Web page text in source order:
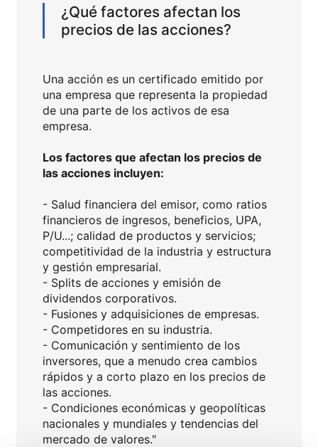
¿Qué factores afectan los
precios de las acciones?
Una acción es un certificado emitido por
una empresa que representa la propiedad
de una parte de los activos de esa
empresa.
Los factores que afectan los precios de
las acciones incluyen:
- Salud financiera del emisor, como ratios
financieros de ingresos, beneficios, UPA,
P/U...; calidad de productos y servicios;
competitividad de la industria y estructura
y gestión empresarial.
- Splits de acciones y emisión de
dividendos corporativos.
- Fusiones y adquisiciones de empresas.
- Competidores en su industria.
- Comunicación y sentimiento de los
inversores, que a menudo crea cambios
rápidos y a corto plazo en los precios de
las acciones.
- Condiciones económicas y geopolíticas
nacionales y mundiales y tendencias del
mercado de valores."